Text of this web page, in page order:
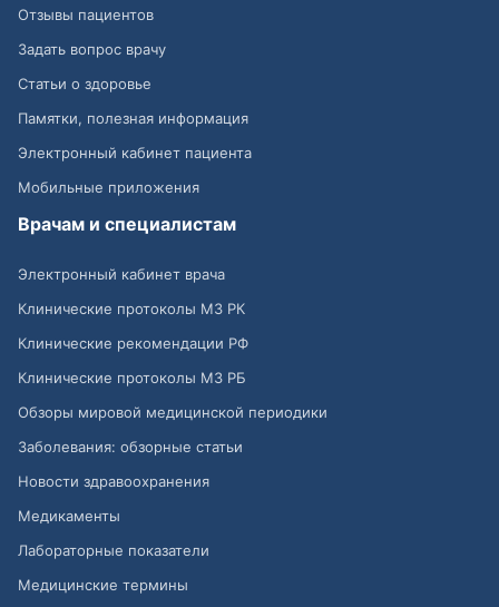
Отзывы пациентов
Задать вопрос врачу
Статьи о здоровье
Памятки, полезная информация
Электронный кабинет пациента
Мобильные приложения
Врачам и специалистам
Электронный кабинет врача
Клинические протоколы МЗ РК
Клинические рекомендации РФ
Клинические протоколы МЗ РБ
Обзоры мировой медицинской периодики
Заболевания: обзорные статьи
Новости здравоохранения
Медикаменты
Лабораторные показатели
Медицинские термины